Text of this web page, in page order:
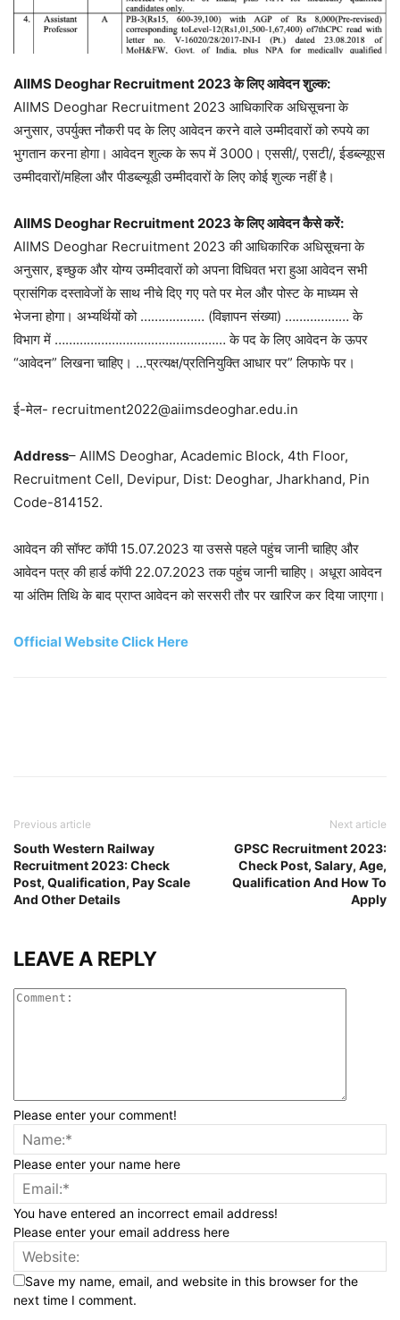
AIIMS Deoghar Recruitment 2023 के लिए आवेदन शुल्क:
AIIMS Deoghar Recruitment 2023 आधिकारिक अधिसूचना के
अनुसार, उपर्युक्त नौकरी पद के लिए आवेदन करने वाले उम्मीदवारों को रुपये का
भुगतान करना होगा। आवेदन शुल्क के रूप में 3000। एससी/, एसटी/, ईडब्ल्यूएस
उम्मीदवारों/महिला और पीडब्ल्यूडी उम्मीदवारों के लिए कोई शुल्क नहीं है।
AIIMS Deoghar Recruitment 2023 के लिए आवेदन कैसे करें:
AIIMS Deoghar Recruitment 2023 की आधिकारिक अधिसूचना के
अनुसार, इच्छुक और योग्य उम्मीदवारों को अपना विधिवत भरा हुआ आवेदन सभी
प्रासंगिक दस्तावेजों के साथ नीचे दिए गए पते पर मेल और पोस्ट के माध्यम से
भेजना होगा। अभ्यर्थियों को ……………… (विज्ञापन संख्या) ……………… के
विभाग में ………………………………………… के पद के लिए आवेदन के ऊपर
“आवेदन” लिखना चाहिए। …प्रत्यक्ष/प्रतिनियुक्ति आधार पर” लिफाफे पर।
ई-मेल- recruitment2022@aiimsdeoghar.edu.in
Address– AIIMS Deoghar, Academic Block, 4th Floor,
Recruitment Cell, Devipur, Dist: Deoghar, Jharkhand, Pin
Code-814152.
आवेदन की सॉफ्ट कॉपी 15.07.2023 या उससे पहले पहुंच जानी चाहिए और
आवेदन पत्र की हार्ड कॉपी 22.07.2023 तक पहुंच जानी चाहिए। अधूरा आवेदन
या अंतिम तिथि के बाद प्राप्त आवेदन को सरसरी तौर पर खारिज कर दिया जाएगा।
Official Website Click Here
Previous article
South Western Railway
Recruitment 2023: Check
Post, Qualification, Pay Scale
And Other Details
Next article
GPSC Recruitment 2023:
Check Post, Salary, Age,
Qualification And How To
Apply
LEAVE A REPLY
Please enter your comment!
Please enter your name here
You have entered an incorrect email address!
Please enter your email address here
Save my name, email, and website in this browser for the
next time I comment.